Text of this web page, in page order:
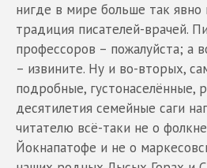
нигде в мире больше так
традиция писателей-врачей.
профессоров – пожалуйста; а
– извините. Ну и во-вторых,
подробные, густонаселённые,
десятилетия семейные саги
читателю всё-таки не о
Йокнапатофе и не о